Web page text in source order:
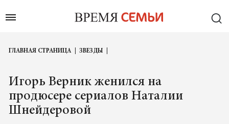
ГЛАВНАЯ СТРАНИЦА ЗВЕЗДЫ
Игорь Верник женился на
продюсере сериалов Наталии
Шнейдеровой